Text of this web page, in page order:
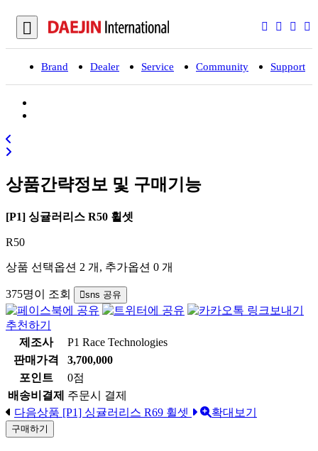
Brand Dealer Service Community Support
상품간략정보 및 구매기능
[P1] 싱귤러리스 R50 휠셋
R50
상품 선택옵션 2 개, 추가옵션 0 개
375명이 조회 sns 공유
추천하기
제조사
P1 Race Technologies
판매가격
3,700,000
포인트
0점
배송비결제
주문시 결제
다음상품 [P1] 싱귤러리스 R69 휠셋 확대보기
구매하기